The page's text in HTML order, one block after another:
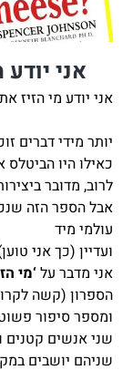
אני
אני יודע מי הזיז
יותר מידי דברים
כאילו היו
לרוב, מדובר
עולמי מיד
ועדיין (כך אני טוען)
אני מדבר על‘מי
הספרון (קשה
ומספר סיפור
שני אנשים קטנים
שניהם יושבים